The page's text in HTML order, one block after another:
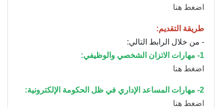
اضغط هنا
طريقة التقديم:
- من خلال الرابط التالي:
1- مهارات الاتزان الشخصي والوظيفي:
اضغط هنا
2- مهارات المساعد الإداري في ظل الحكومة الإلكترونية:
اضغط هنا